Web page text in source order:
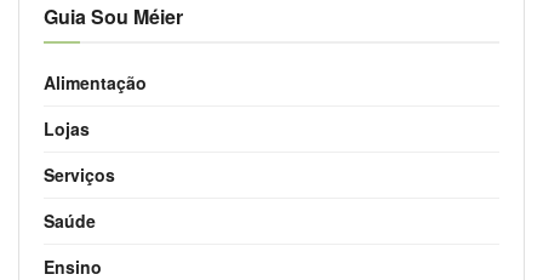
Guia Sou Méier
Alimentação
Lojas
Serviços
Saúde
Ensino